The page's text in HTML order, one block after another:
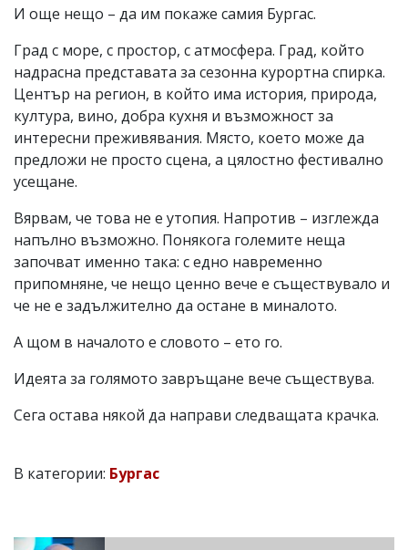
И още нещо – да им покаже самия Бургас.
Град с море, с простор, с атмосфера. Град, който
надрасна представата за сезонна курортна спирка.
Център на регион, в който има история, природа,
култура, вино, добра кухня и възможност за
интересни преживявания. Място, което може да
предложи не просто сцена, а цялостно фестивално
усещане.
Вярвам, че това не е утопия. Напротив – изглежда
напълно възможно. Понякога големите неща
започват именно така: с едно навременно
припомняне, че нещо ценно вече е съществувало и
че не е задължително да остане в миналото.
А щом в началото е словото – ето го.
Идеята за голямото завръщане вече съществува.
Сега остава някой да направи следващата крачка.
В категории: Бургас